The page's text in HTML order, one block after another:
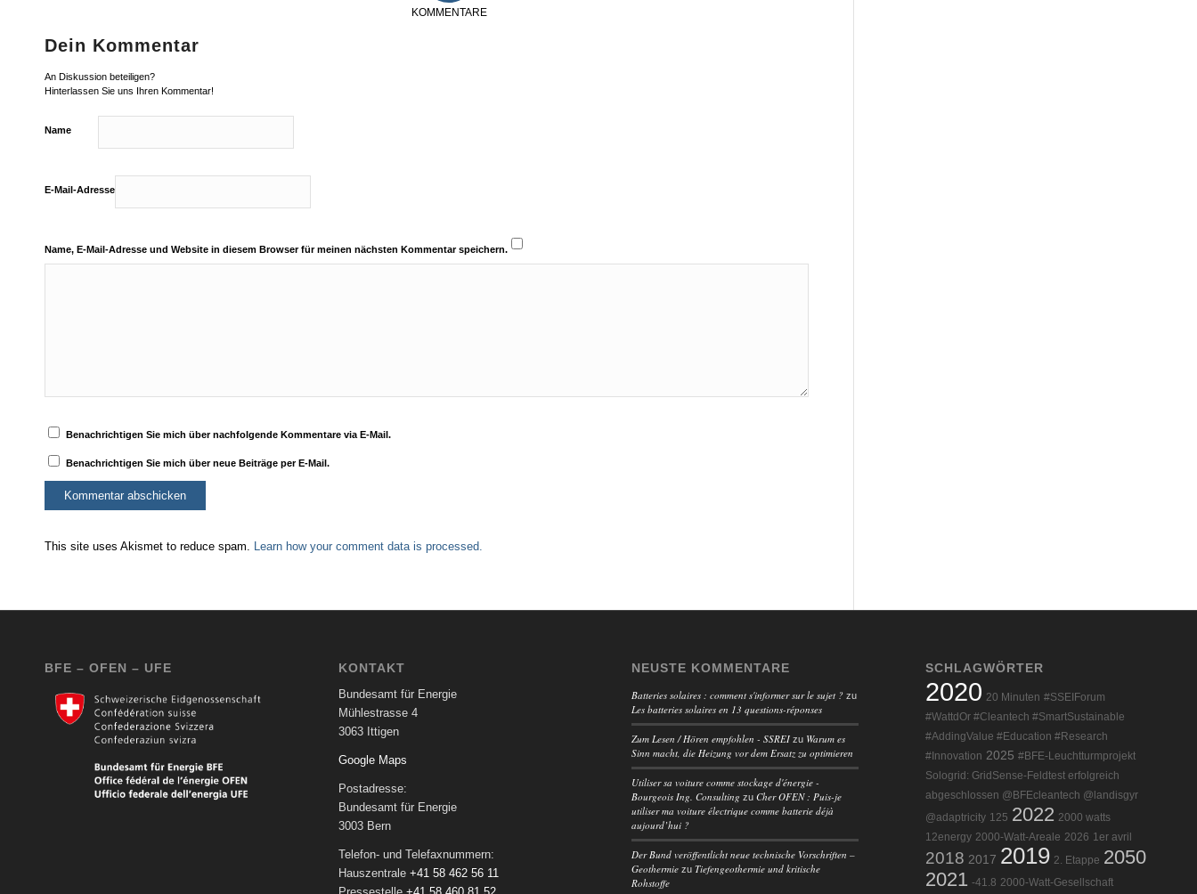
KOMMENTARE
Dein Kommentar
An Diskussion beteiligen?
Hinterlassen Sie uns Ihren Kommentar!
Name
E-Mail-Adresse
Name, E-Mail-Adresse und Website in diesem Browser für meinen nächsten Kommentar speichern.
Benachrichtigen Sie mich über nachfolgende Kommentare via E-Mail.
Benachrichtigen Sie mich über neue Beiträge per E-Mail.
This site uses Akismet to reduce spam. Learn how your comment data is processed.
BFE – OFEN – UFE KONTAKT
Bundesamt für Energie
Mühlestrasse 4
3063 Ittigen
Google Maps
Postadresse:
Bundesamt für Energie
3003 Bern
Telefon- und Telefaxnummern:
Hauszentrale +41 58 462 56 11
NEUSTE KOMMENTARE
Batteries solaires : comment s'informer sur le sujet ? zu
Les batteries solaires en 13 questions-réponses
Zum Lesen / Hören empfohlen - SSREI zu Warum es
Sinn macht, die Heizung vor dem Ersatz zu optimieren
Utiliser sa voiture comme stockage d'énergie -
Bourgeois Ing. Consulting zuCher OFEN : Puis-je
utiliser ma voiture électrique comme batterie déjà
aujourd’hui ?
Der Bund veröffentlicht neue technische Vorschriften –
Geothermie zuTiefengeothermie und kritische
Rohstoffe
SCHLAGWÖRTER
2020 20 Minuten #SSEIForum
#WattdOr #Cleantech #SmartSustainable
#AddingValue #Education #Research
#Innovation 2025 #BFE-Leuchtturmprojekt
Sologrid: GridSense-Feldtest erfolgreich
abgeschlossen @BFEcleantech @landisgyr
@adaptricity 125 2022 2000 watts
12energy 2000-Watt-Areale 2026 1er avril
2018 2017 2019 2. Etappe 2050
2021 -41.8 2000-Watt-Gesellschaft